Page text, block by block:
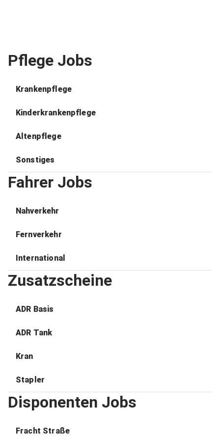
Pflege Jobs
Krankenpflege
Kinderkrankenpflege
Altenpflege
Sonstiges
Fahrer Jobs
Nahverkehr
Fernverkehr
International
Zusatzscheine
ADR Basis
ADR Tank
Kran
Stapler
Disponenten Jobs
Fracht Straße